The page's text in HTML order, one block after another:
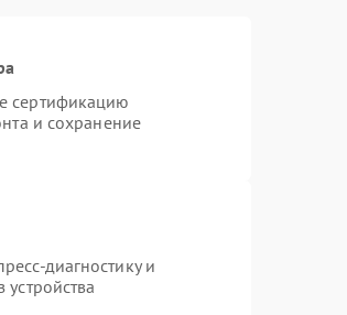
сертификацию
и сохранение
диагностику и